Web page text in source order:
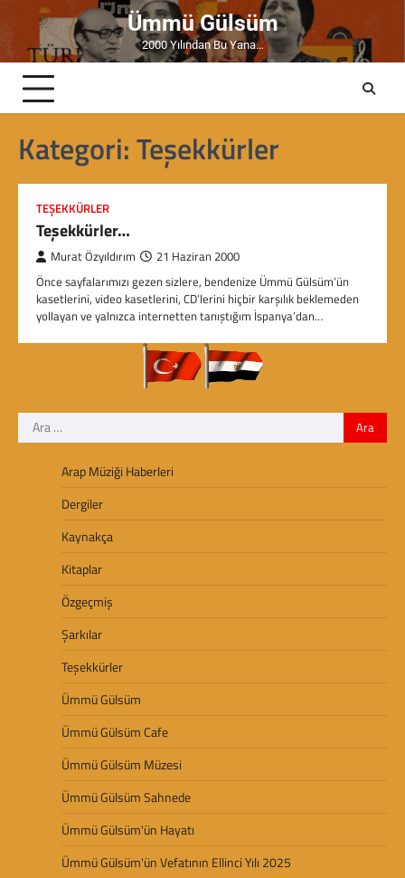
to
content
Ümmü Gülsüm
2000 Yılından Bu Yana…
Kategori:Teşekkürler
TEŞEKKÜRLER
Teşekkürler…
Murat Özyıldırım 21 Haziran 2000
Önce sayfalarımızı gezen sizlere, bendenize Ümmü Gülsüm’ün
kasetlerini, video kasetlerini, CD’lerini hiçbir karşılık beklemeden
yollayan ve yalnızca internetten tanıştığım İspanya’dan…
Arama:
Arap Müziği Haberleri
Dergiler
Kaynakça
Kitaplar
Özgeçmiş
Şarkılar
Teşekkürler
Ümmü Gülsüm
Ümmü Gülsüm Cafe
Ümmü Gülsüm Müzesi
Ümmü Gülsüm Sahnede
Ümmü Gülsüm'ün Hayatı
Ümmü Gülsüm'ün Vefatının Ellinci Yılı 2025